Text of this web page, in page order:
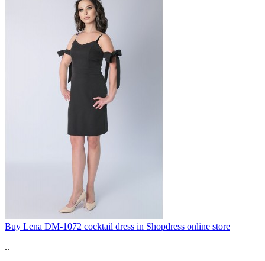
Buy Lena DM-1072 cocktail dress in Shopdress online store
..